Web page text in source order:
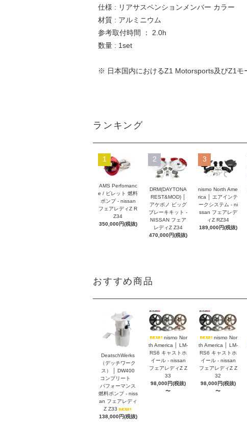
仕様 : リアサスペンションメンバー カラー
材質 : アルミニウム
参考取付時間 ： 2.0h
数量 : 1set
※ 日本国内におけるZ1 Motorsports及びZ1モ
ランキング
1
AMS Perfomanc
e / ビレット 燃料
ポンプ - nissan
フェアレディZ R
Z34
350,000円(税抜)
2
DRM(DAYTONA
REST&MOD) │
アケボノ ビッグ
ブレーキキット -
NISSAN フェア
レディZ Z34
470,000円(税抜)
3
nismo North Ame
rica │ エアインテ
ークシステム - ni
ssan フェアレデ
ィZ RZ34
189,000円(税抜)
おすすめ商品
DeatschWerks
（デッチワーク
ス） │ DW400
コンプリート
パフォーマンス
燃料ポンプ - niss
an フェアレディ
Z Z33
138,000円(税抜)
nismo Nor
th America │ LM-
RS6 キャストホ
イール - nissan
フェアレディZ Z
33
98,000円(税抜)
〜
nismo Nor
th America │ LM-
RS6 キャストホ
イール - nissan
フェアレディZ Z
32
98,000円(税抜)
〜